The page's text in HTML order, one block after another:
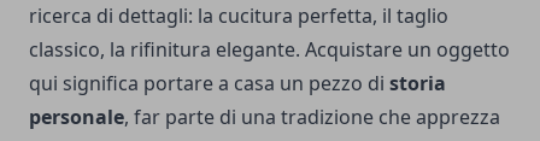
ricerca di dettagli: la cucitura perfetta, il taglio
classico, la rifinitura elegante. Acquistare un oggetto
qui significa portare a casa un pezzo di storia
personale, far parte di una tradizione che apprezza